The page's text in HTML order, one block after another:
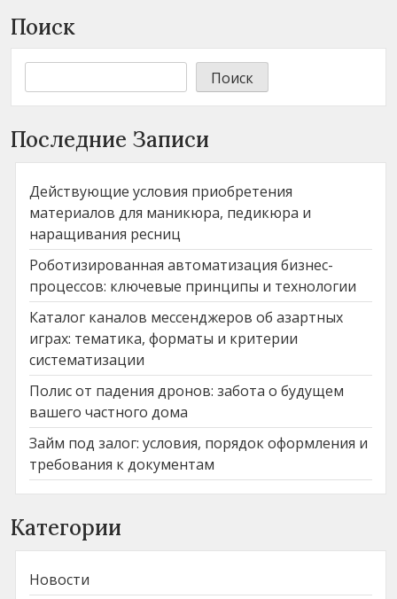
Поиск
Поиск
Последние Записи
Действующие условия приобретения
материалов для маникюра, педикюра и
наращивания ресниц
Роботизированная автоматизация бизнес-
процессов: ключевые принципы и технологии
Каталог каналов мессенджеров об азартных
играх: тематика, форматы и критерии
систематизации
Полис от падения дронов: забота о будущем
вашего частного дома
Займ под залог: условия, порядок оформления и
требования к документам
Категории
Новости